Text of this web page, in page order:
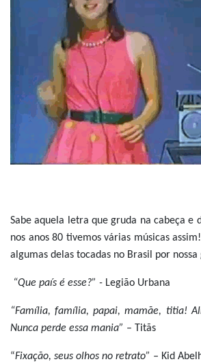
Sabe aquela letra que gruda na cabeça e
nos anos 80 tivemos várias músicas
algumas delas tocadas no Brasil por nossa
“Que país é esse?” - Legião Urbana
“Família, família, papai, mamãe, titia!
Nunca perde essa mania” – Titãs
“Fixação, seus olhos no retrato” – Kid